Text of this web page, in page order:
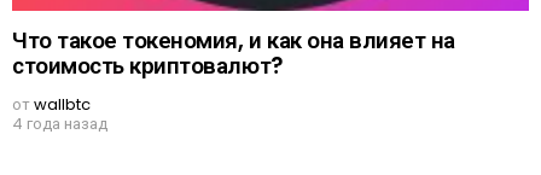
Что такое токеномия, и как она влияет на
стоимость криптовалют?
отwallbtc
4 года назад